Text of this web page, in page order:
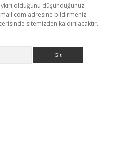
olduğunu düşündüğünüz
adresine bildirmeniz
sitemizden kaldırılacaktır.